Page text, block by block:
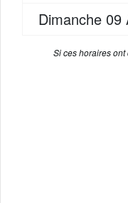
Dimanche 09
Si ces horaires